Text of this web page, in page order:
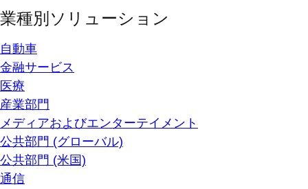
業種別ソリューション
自動車
金融サービス
医療
産業部門
メディアおよびエンターテイメント
公共部門 (グローバル)
公共部門 (米国)
通信